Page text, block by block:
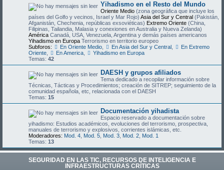
Yihadismo en el Resto del Mundo
Oriente Medio (zona geográfica que incluye los
países del Golfo y vecinos, Israel y Mar Rojo) Asia del Sur y Central (Pakistán,
Afganistán, Chechenia, repúblicas exsoviéticas) Extremo Oriente (China,
Filipinas, Tailandia, Malasia y conexiones en Australia y Nueva Zelanda)
América Canadá, USA, Venezuela, Argentina y demás países americanos
Yihadismo en Europa Terrorismo en territorio europeo
Subforos:
En Oriente Medio, En Asia del Sur y Central,
En Extremo
Oriente
En America,
Yihadismo en Europa
Temas: 42
DAESH y grupos afiliados
Tema dedicado a recopilar información sobre
Técnicas, Tácticas y Procedimientos; creación de SITREP; seguimiento de la
comunidad española, etc, relacionada con el DAESH
Temas: 15
Documentación yihadista
Espacio reservado a documentación sobre
yihadismo: Estudios académicos, evoluciones del terrorismo, prospectiva,
manuales de terrorismo y explosivos, corrientes islámicas, etc.
Moderadores: Mod. 4 Mod. 5 Mod. 3 Mod. 2 Mod. 1
Temas: 13
SEGURIDAD EN LAS TIC, RECURSOS DE INTELIGENCIA E
INFRAESTRUCTURAS CRÍTICAS